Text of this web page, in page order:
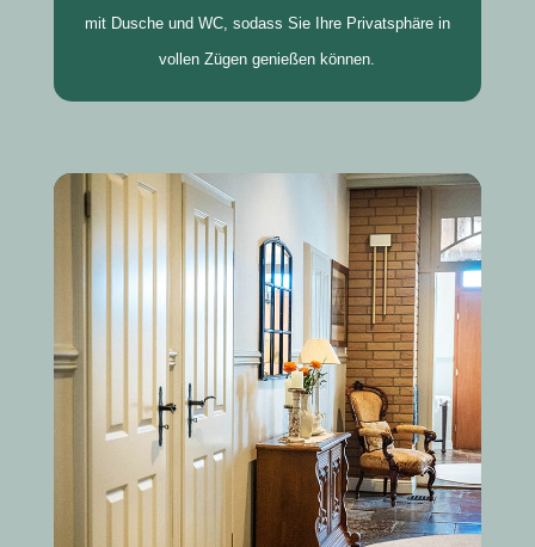
mit Dusche und WC, sodass Sie Ihre Privatsphäre in
vollen Zügen genießen können.